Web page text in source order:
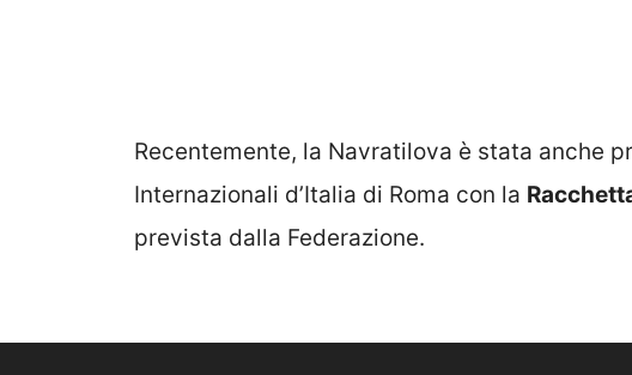
Recentemente, la Navratilova è stata anche
Internazionali d’Italia di Roma con la
prevista dalla Federazione.